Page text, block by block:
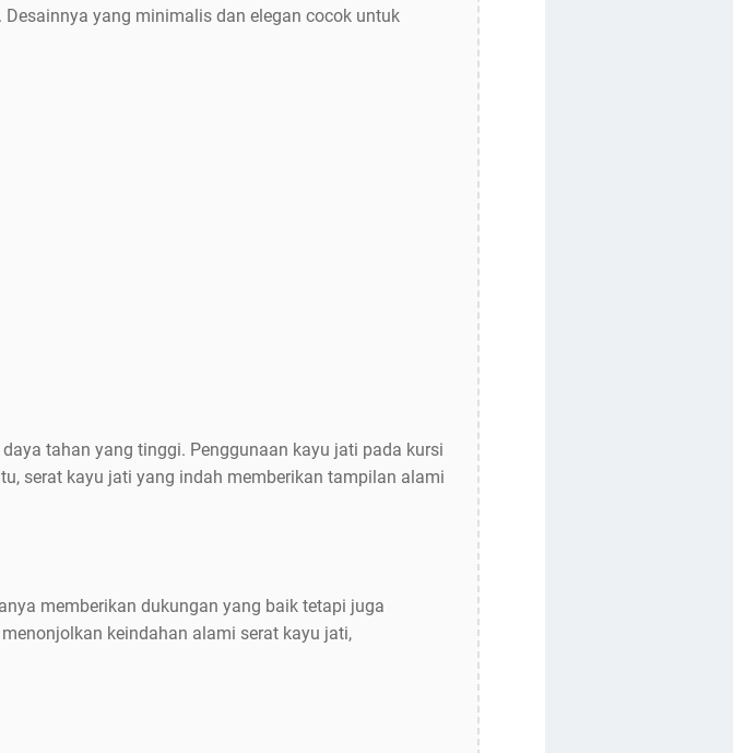
yang minimalis dan elegan cocok untuk
tahan yang tinggi. Penggunaan kayu jati pada kursi
serat kayu jati yang indah memberikan tampilan alami
memberikan dukungan yang baik tetapi juga
keindahan alami serat kayu jati,